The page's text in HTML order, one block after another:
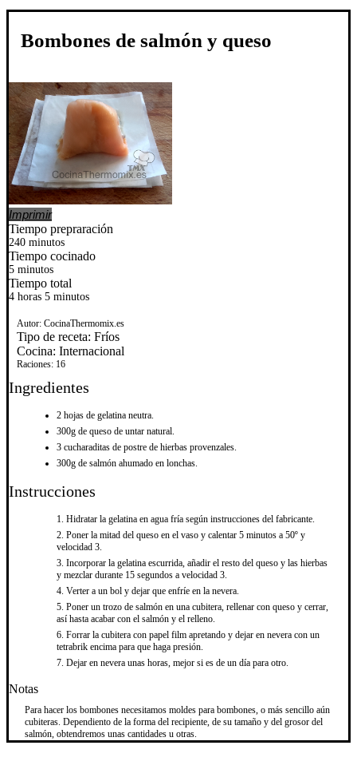
Bombones de salmón y queso
Imprimir
Tiempo prepraración
240 minutos
Tiempo cocinado
5 minutos
Tiempo total
4 horas 5 minutos
Autor: CocinaThermomix.es
Tipo de receta: Fríos
Cocina: Internacional
Raciones: 16
Ingredientes
2 hojas de gelatina neutra.
300g de queso de untar natural.
3 cucharaditas de postre de hierbas provenzales.
300g de salmón ahumado en lonchas.
Instrucciones
Hidratar la gelatina en agua fría según instrucciones del fabricante.
Poner la mitad del queso en el vaso y calentar 5 minutos a 50º y
velocidad 3.
Incorporar la gelatina escurrida, añadir el resto del queso y las hierbas
y mezclar durante 15 segundos a velocidad 3.
Verter a un bol y dejar que enfríe en la nevera.
Poner un trozo de salmón en una cubitera, rellenar con queso y cerrar,
así hasta acabar con el salmón y el relleno.
Forrar la cubitera con papel film apretando y dejar en nevera con un
tetrabrik encima para que haga presión.
Dejar en nevera unas horas, mejor si es de un día para otro.
Notas
Para hacer los bombones necesitamos moldes para bombones, o más sencillo aún
cubiteras. Dependiento de la forma del recipiente, de su tamaño y del grosor del
salmón, obtendremos unas cantidades u otras.